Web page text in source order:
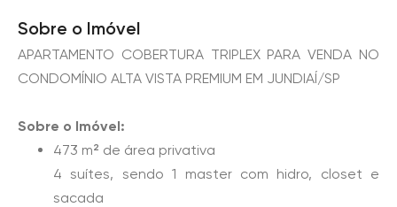
Sobre o Imóvel
APARTAMENTO COBERTURA TRIPLEX PARA VENDA NO
CONDOMÍNIO ALTA VISTA PREMIUM EM JUNDIAÍ/SP
Sobre o Imóvel:
473 m² de área privativa
4 suítes, sendo 1 master com hidro, closet e
sacada